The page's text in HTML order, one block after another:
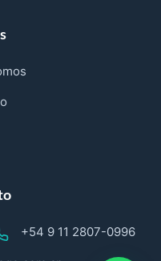
+54 9 11 2807-0996